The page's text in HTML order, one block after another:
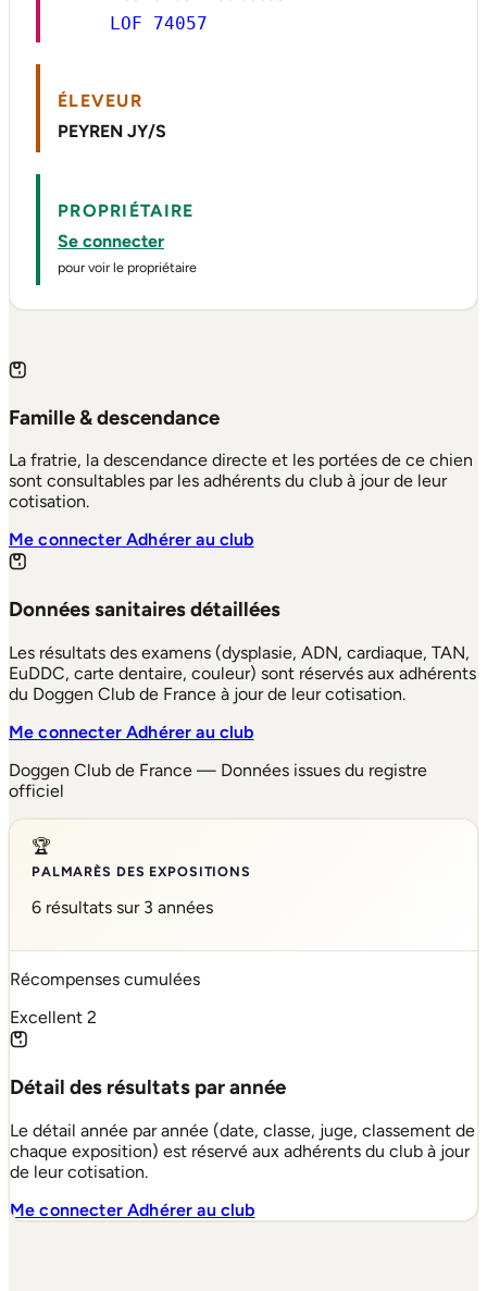
LOF 74057
ÉLEVEUR
PEYREN JY/S
PROPRIÉTAIRE
Se connecter
pour voir le propriétaire
Famille & descendance
La fratrie, la descendance directe et les portées de ce chien
sont consultables par les adhérents du club à jour de leur
cotisation.
Me connecterAdhérer au club
Données sanitaires détaillées
Les résultats des examens (dysplasie, ADN, cardiaque, TAN,
EuDDC, carte dentaire, couleur) sont réservés aux adhérents
du Doggen Club de France à jour de leur cotisation.
Me connecterAdhérer au club
Doggen Club de France — Données issues du registre
officiel
🏆
PALMARÈS DES EXPOSITIONS
6 résultats sur 3 années
Récompenses cumulées
Excellent 2
Détail des résultats par année
Le détail année par année (date, classe, juge, classement de
chaque exposition) est réservé aux adhérents du club à jour
de leur cotisation.
Me connecterAdhérer au club